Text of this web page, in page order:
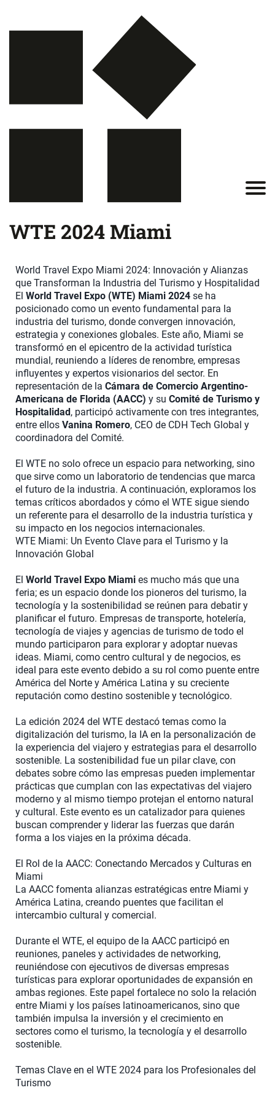
WTE 2024 Miami
World Travel Expo Miami 2024: Innovación y Alianzas
que Transforman la Industria del Turismo y Hospitalidad
El World Travel Expo (WTE) Miami 2024 se ha
posicionado como un evento fundamental para la
industria del turismo, donde convergen innovación,
estrategia y conexiones globales. Este año, Miami se
transformó en el epicentro de la actividad turística
mundial, reuniendo a líderes de renombre, empresas
influyentes y expertos visionarios del sector. En
representación de la Cámara de Comercio Argentino-
Americana de Florida (AACC) y su Comité de Turismo y
Hospitalidad, participó activamente con tres integrantes,
entre ellos Vanina Romero, CEO de CDH Tech Global y
coordinadora del Comité.
El WTE no solo ofrece un espacio para networking, sino
que sirve como un laboratorio de tendencias que marca
el futuro de la industria. A continuación, exploramos los
temas críticos abordados y cómo el WTE sigue siendo
un referente para el desarrollo de la industria turística y
su impacto en los negocios internacionales.
WTE Miami: Un Evento Clave para el Turismo y la
Innovación Global
El World Travel Expo Miami es mucho más que una
feria; es un espacio donde los pioneros del turismo, la
tecnología y la sostenibilidad se reúnen para debatir y
planificar el futuro. Empresas de transporte, hotelería,
tecnología de viajes y agencias de turismo de todo el
mundo participaron para explorar y adoptar nuevas
ideas. Miami, como centro cultural y de negocios, es
ideal para este evento debido a su rol como puente entre
América del Norte y América Latina y su creciente
reputación como destino sostenible y tecnológico.
La edición 2024 del WTE destacó temas como la
digitalización del turismo, la IA en la personalización de
la experiencia del viajero y estrategias para el desarrollo
sostenible. La sostenibilidad fue un pilar clave, con
debates sobre cómo las empresas pueden implementar
prácticas que cumplan con las expectativas del viajero
moderno y al mismo tiempo protejan el entorno natural
y cultural. Este evento es un catalizador para quienes
buscan comprender y liderar las fuerzas que darán
forma a los viajes en la próxima década.
El Rol de la AACC: Conectando Mercados y Culturas en
Miami
La AACC fomenta alianzas estratégicas entre Miami y
América Latina, creando puentes que facilitan el
intercambio cultural y comercial.
Durante el WTE, el equipo de la AACC participó en
reuniones, paneles y actividades de networking,
reuniéndose con ejecutivos de diversas empresas
turísticas para explorar oportunidades de expansión en
ambas regiones. Este papel fortalece no solo la relación
entre Miami y los países latinoamericanos, sino que
también impulsa la inversión y el crecimiento en
sectores como el turismo, la tecnología y el desarrollo
sostenible.
Temas Clave en el WTE 2024 para los Profesionales del
Turismo